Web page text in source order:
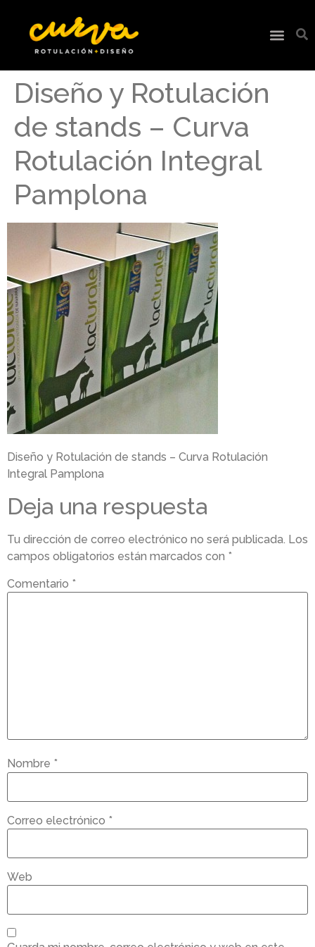
Diseño y Rotulación
de stands – Curva
Rotulación Integral
Pamplona
Diseño y Rotulación de stands – Curva Rotulación
Integral Pamplona
Deja una respuesta
Tu dirección de correo electrónico no será publicada. Los
campos obligatorios están marcados con *
Comentario *
Nombre *
Correo electrónico *
Web